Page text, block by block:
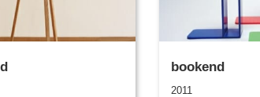
bookend
2011